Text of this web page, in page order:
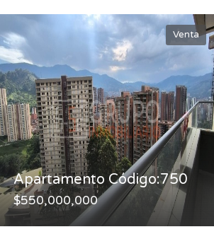
Venta
Apartamento Código:750
$550,000,000